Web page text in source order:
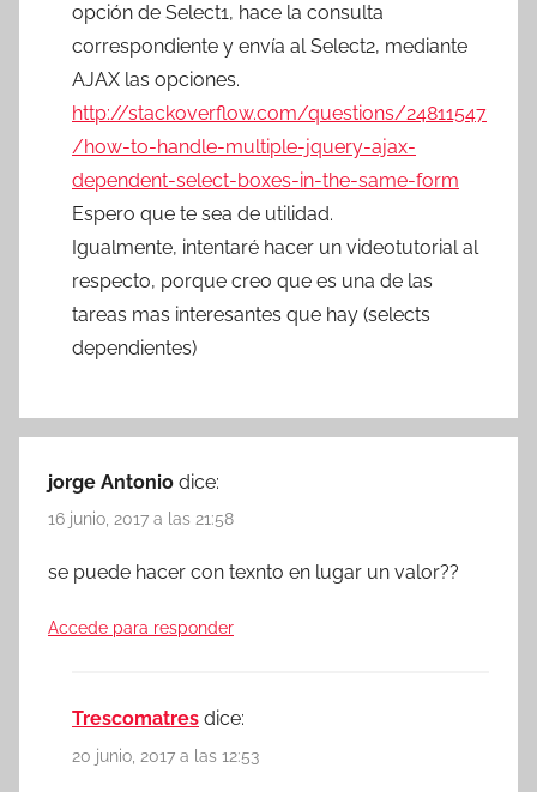
opción de Select1, hace la consulta
correspondiente y envía al Select2, mediante
AJAX las opciones.
http://stackoverflow.com/questions/24811547
/how-to-handle-multiple-jquery-ajax-
dependent-select-boxes-in-the-same-form
Espero que te sea de utilidad.
Igualmente, intentaré hacer un videotutorial al
respecto, porque creo que es una de las
tareas mas interesantes que hay (selects
dependientes)
jorge Antonio dice:
16 junio, 2017 a las 21:58
se puede hacer con texnto en lugar un valor??
Accede para responder
Trescomatres dice:
20 junio, 2017 a las 12:53